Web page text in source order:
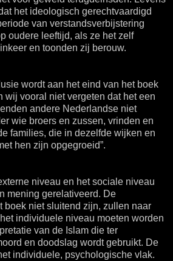
het ideologisch gerechtvaardigd
van verstandsverbijstering
oudere leeftijd, als ze het zelf
en toonden zij berouw.
wordt aan het eind van het boek
wij vooral niet vergeten dat het een
andere Nederlandse niet
wie broers en zussen, vrinden en
families, die in dezelfde wijken en
hen zijn opgegroeid”.
niveau en het sociale niveau
mening gerelativeerd. De
boek niet sluitend zijn, zullen naar
individuele niveau moeten worden
van de Islam die ter
en doodslag wordt gebruikt. De
individuele, psychologische vlak.